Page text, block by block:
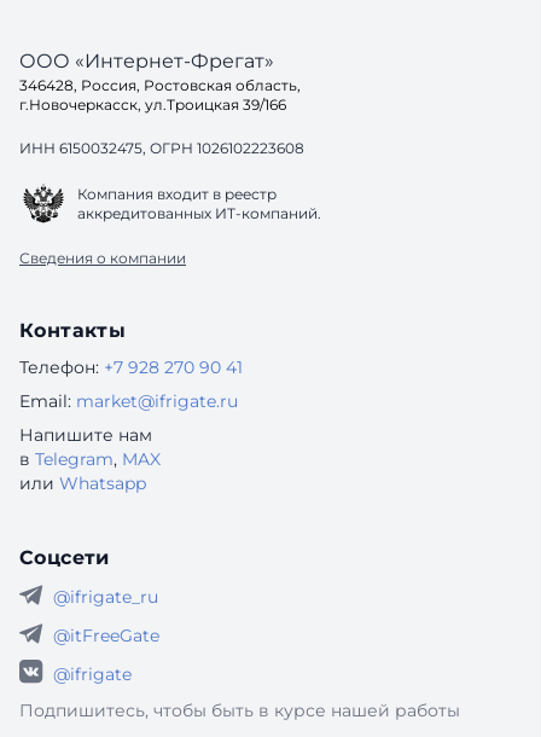
ООО «Интернет-Фрегат»
346428, Россия, Ростовская область,
г.Новочеркасск, ул.Троицкая 39/166
ИНН 6150032475, ОГРН 1026102223608
Компания входит в реестр
аккредитованных ИТ-компаний.
Сведения о компании
Контакты
Телефон: +7 928 270 90 41
Email: market@ifrigate.ru
Напишите нам
в Telegram, MAX
или Whatsapp
Соцсети
@ifrigate_ru
@itFreeGate
@ifrigate
Подпишитесь, чтобы быть в курсе нашей работы